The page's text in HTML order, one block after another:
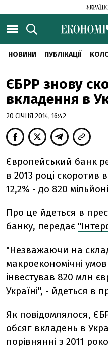
НОВИНИ ПУБЛІКАЦІЇ
ЄБРР знову
вкладення в
20 СІЧНЯ 2014, 16:42
Європейський банк
в 2013 році скоротив
12,2% - до 820
Про це йдеться в
банку, передає
"Незважаючи на
макроекономічні
інвестував 820 млн
Україні", - йдеться в
Як повідомлялося,
обсяг вкладень в
порівнянні з 2011